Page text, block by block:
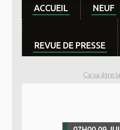
ACCUEIL NEUF
REVUE DE PRESSE
Ça va être